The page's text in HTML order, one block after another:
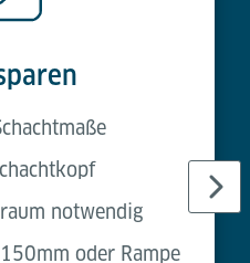
notwendig
oder Rampe